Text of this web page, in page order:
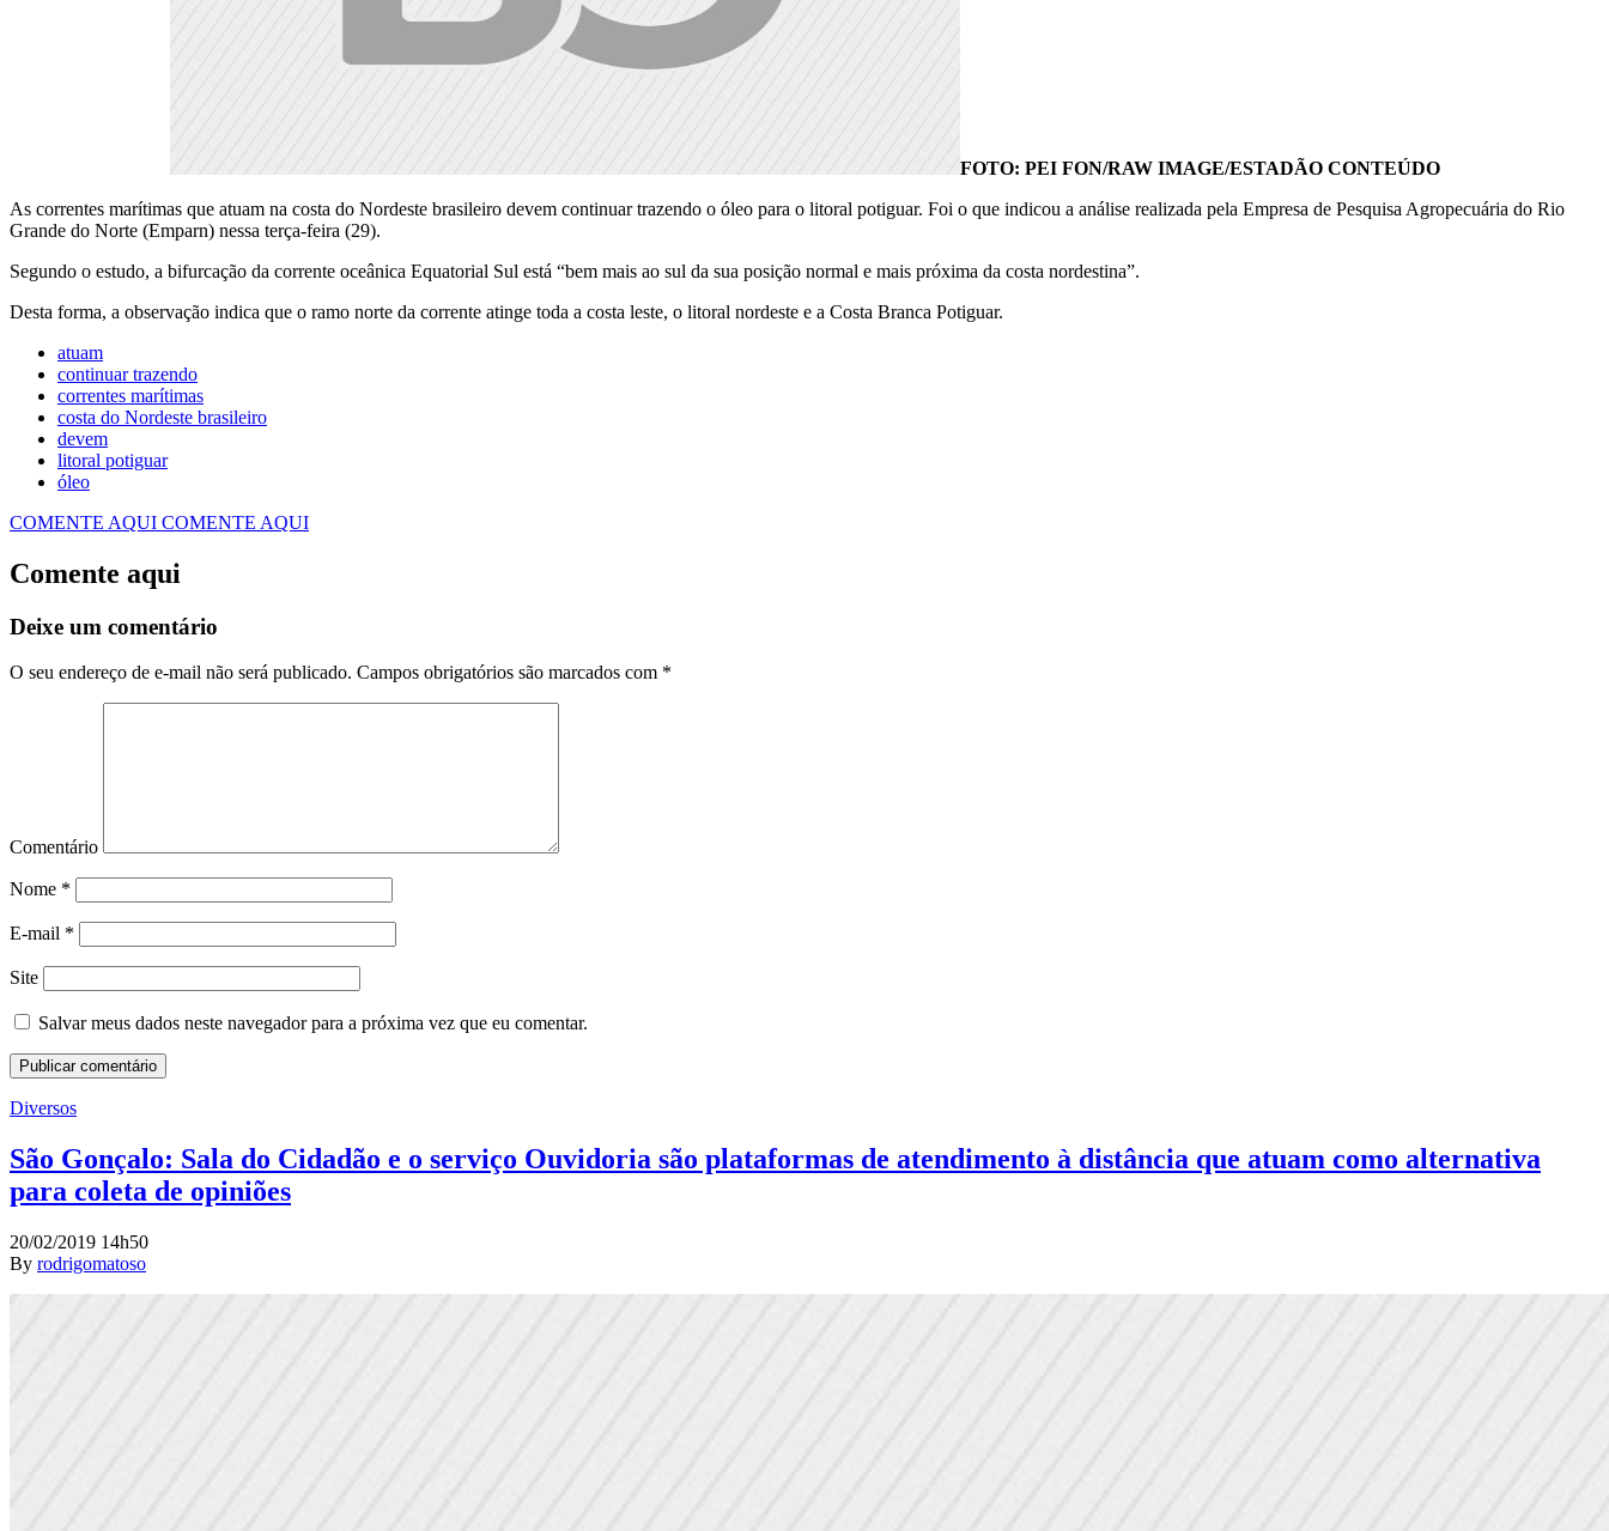
FOTO: PEI FON/RAW IMAGE/ESTADÃO CONTEÚDO
As correntes marítimas que atuam na costa do Nordeste brasileiro devem continuar trazendo o óleo para o litoral potiguar. Foi o que indicou a análise realizada pela Empresa de Pesquisa Agropecuária do Rio
Grande do Norte (Emparn) nessa terça-feira (29).
Segundo o estudo, a bifurcação da corrente oceânica Equatorial Sul está “bem mais ao sul da sua posição normal e mais próxima da costa nordestina”.
Desta forma, a observação indica que o ramo norte da corrente atinge toda a costa leste, o litoral nordeste e a Costa Branca Potiguar.
atuam
continuar trazendo
correntes marítimas
costa do Nordeste brasileiro
devem
litoral potiguar
óleo
COMENTE AQUI COMENTE AQUI
Comente aqui
Deixe um comentário
O seu endereço de e-mail não será publicado. Campos obrigatórios são marcados com *
Comentário
Nome *
E-mail *
Site
Salvar meus dados neste navegador para a próxima vez que eu comentar.
Diversos
São Gonçalo: Sala do Cidadão e o serviço Ouvidoria são plataformas de atendimento à distância que atuam como alternativa
para coleta de opiniões
20/02/2019 14h50
By rodrigomatoso